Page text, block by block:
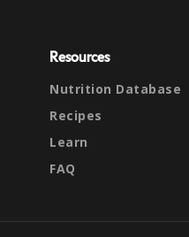
Resources
Nutrition Database
Recipes
Learn
FAQ